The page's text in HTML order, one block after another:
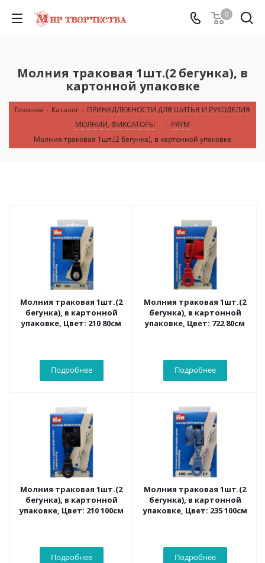
0
Молния траковая 1шт.(2 бегунка), в
картонной упаковке
Главная - Каталог - ПРИНАДЛЕЖНОСТИ ДЛЯ ШИТЬЯ И РУКОДЕЛИЯ
- МОЛНИИ, ФИКСАТОРЫ - PRYM
-
Молния траковая 1шт.(2 бегунка), в картонной упаковке
Молния траковая 1шт.(2
бегунка), в картонной
упаковке, Цвет: 210 80см
Подробнее
Молния траковая 1шт.(2
бегунка), в картонной
упаковке, Цвет: 722 80см
Подробнее
Молния траковая 1шт.(2
бегунка), в картонной
упаковке, Цвет: 210 100см
Подробнее
Молния траковая 1шт.(2
бегунка), в картонной
упаковке, Цвет: 235 100см
Подробнее